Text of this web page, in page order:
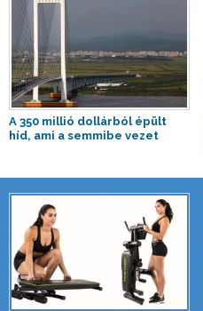
A 350 millió dollárból épült
híd, ami a semmibe vezet